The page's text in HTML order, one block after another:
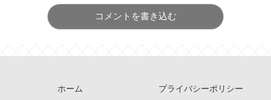
コメントを書き込む
ホーム
プライバシーポリシー